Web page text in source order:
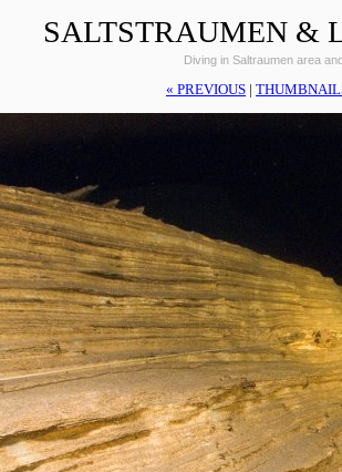
SALTSTRAUMEN &
Diving in Saltraumen area
« PREVIOUS |